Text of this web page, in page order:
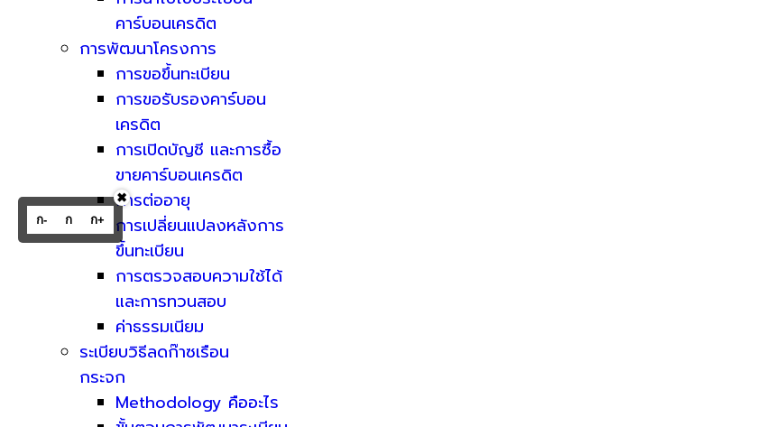
คาร์บอนเครดิต
การพัฒนาโครงการ
การขอขึ้นทะเบียน
การขอรับรองคาร์บอน
เครดิต
การเปิดบัญชี และการซื้อ
ขายคาร์บอนเครดิต
การต่ออายุ
การเปลี่ยนแปลงหลังการ
ขึ้นทะเบียน
การตรวจสอบความใช้ได้
และการทวนสอบ
ค่าธรรมเนียม
ระเบียบวิธีลดก๊าซเรือน
กระจก
Methodology คืออะไร
ก- ก ก+
✖